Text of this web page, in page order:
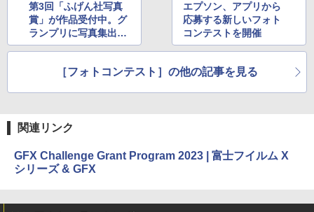
第3回「ふげん社写真
賞」が作品受付中。グ
ランプリに写真集出版
と写真展開催の権利
エプソン、アプリから
応募する新しいフォト
コンテストを開催
［フォトコンテスト］の他の記事を見る
関連リンク
GFX Challenge Grant Program 2023 | 富士フイルム X
シリーズ & GFX